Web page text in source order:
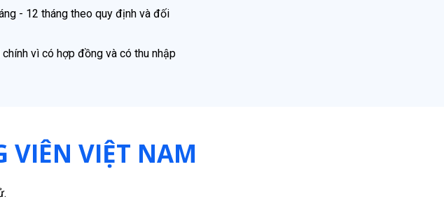
- 12 tháng theo quy định và đối
vì có hợp đồng và có thu nhập
VIÊN VIỆT NAM